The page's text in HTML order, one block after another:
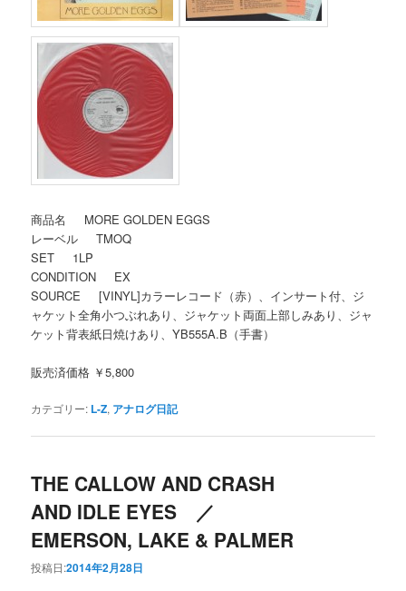
商品名 MORE GOLDEN EGGS
レーベル TMOQ
SET 1LP
CONDITION EX
SOURCE [VINYL]カラーレコード（赤）、インサート付、ジ
ャケット全角小つぶれあり、ジャケット両面上部しみあり、ジャ
ケット背表紙日焼けあり、YB555A.B（手書）
販売済価格 ￥5,800
カテゴリー: L-Z, アナログ日記
THE CALLOW AND CRASH
AND IDLE EYES ／
EMERSON, LAKE & PALMER
投稿日:2014年2月28日